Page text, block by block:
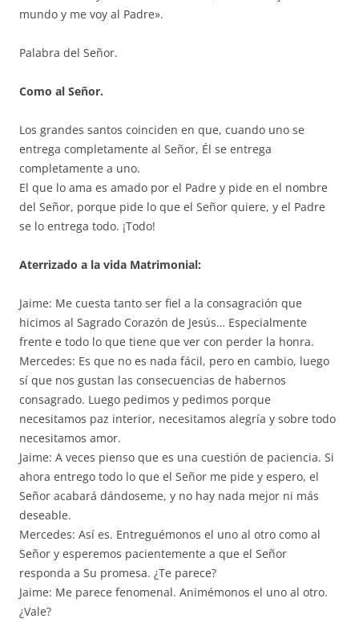
mundo y me voy al Padre».
Palabra del Señor.
Como al Señor.
Los grandes santos coinciden en que, cuando uno se
entrega completamente al Señor, Él se entrega
completamente a uno.
El que lo ama es amado por el Padre y pide en el nombre
del Señor, porque pide lo que el Señor quiere, y el Padre
se lo entrega todo. ¡Todo!
Aterrizado a la vida Matrimonial:
Jaime: Me cuesta tanto ser fiel a la consagración que
hicimos al Sagrado Corazón de Jesús… Especialmente
frente e todo lo que tiene que ver con perder la honra.
Mercedes: Es que no es nada fácil, pero en cambio, luego
sí que nos gustan las consecuencias de habernos
consagrado. Luego pedimos y pedimos porque
necesitamos paz interior, necesitamos alegría y sobre todo
necesitamos amor.
Jaime: A veces pienso que es una cuestión de paciencia. Si
ahora entrego todo lo que el Señor me pide y espero, el
Señor acabará dándoseme, y no hay nada mejor ni más
deseable.
Mercedes: Así es. Entreguémonos el uno al otro como al
Señor y esperemos pacientemente a que el Señor
responda a Su promesa. ¿Te parece?
Jaime: Me parece fenomenal. Animémonos el uno al otro.
¿Vale?